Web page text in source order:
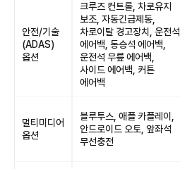
안전/기술
(ADAS)
옵션
크루즈 컨트롤, 차로유지
보조, 자동긴급제동,
차로이탈 경고장치, 운전석
에어백, 동승석 에어백,
운전석 무릎 에어백,
사이드 에어백, 커튼
에어백
멀티미디어
옵션
블루투스, 애플 카플레이,
안드로이드 오토, 앞좌석
무선충전